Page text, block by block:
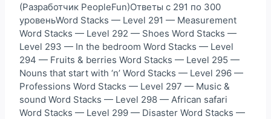
(Разработчик PeopleFun)Ответы с 291 по 300
уровеньWord Stacks — Level 291 — Measurement
Word Stacks — Level 292 — Shoes Word Stacks —
Level 293 — In the bedroom Word Stacks — Level
294 — Fruits & berries Word Stacks — Level 295 —
Nouns that start with ‘n’ Word Stacks — Level 296 —
Professions Word Stacks — Level 297 — Music &
sound Word Stacks — Level 298 — African safari
Word Stacks — Level 299 — Disaster Word Stacks —